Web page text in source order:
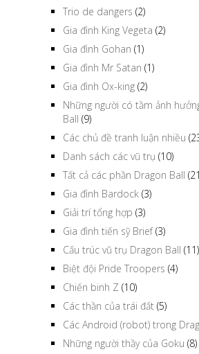
Trio de dangers (2)
Gia đình King Vegeta (2)
Gia đình Gohan (1)
Gia đình Mr Satan (1)
Gia đình Ox-king (2)
Những người có tầm ảnh
Ball (9)
Các chủ đề tranh luận nhiều
Danh sách các vũ trụ (10)
Tất cả các phần Dragon Ball
Gia đình Bardock (3)
Giải trí tổng hợp (3)
Gia đình tiến sỹ Brief(3)
Cấu trúc vũ trụ Dragon Ball (11)
Biệt đội Pride Troopers (4)
Chiến binh Z (10)
Các thần của trái đất (5)
Các Android (robot) trong
Những người thầy của Goku (8)